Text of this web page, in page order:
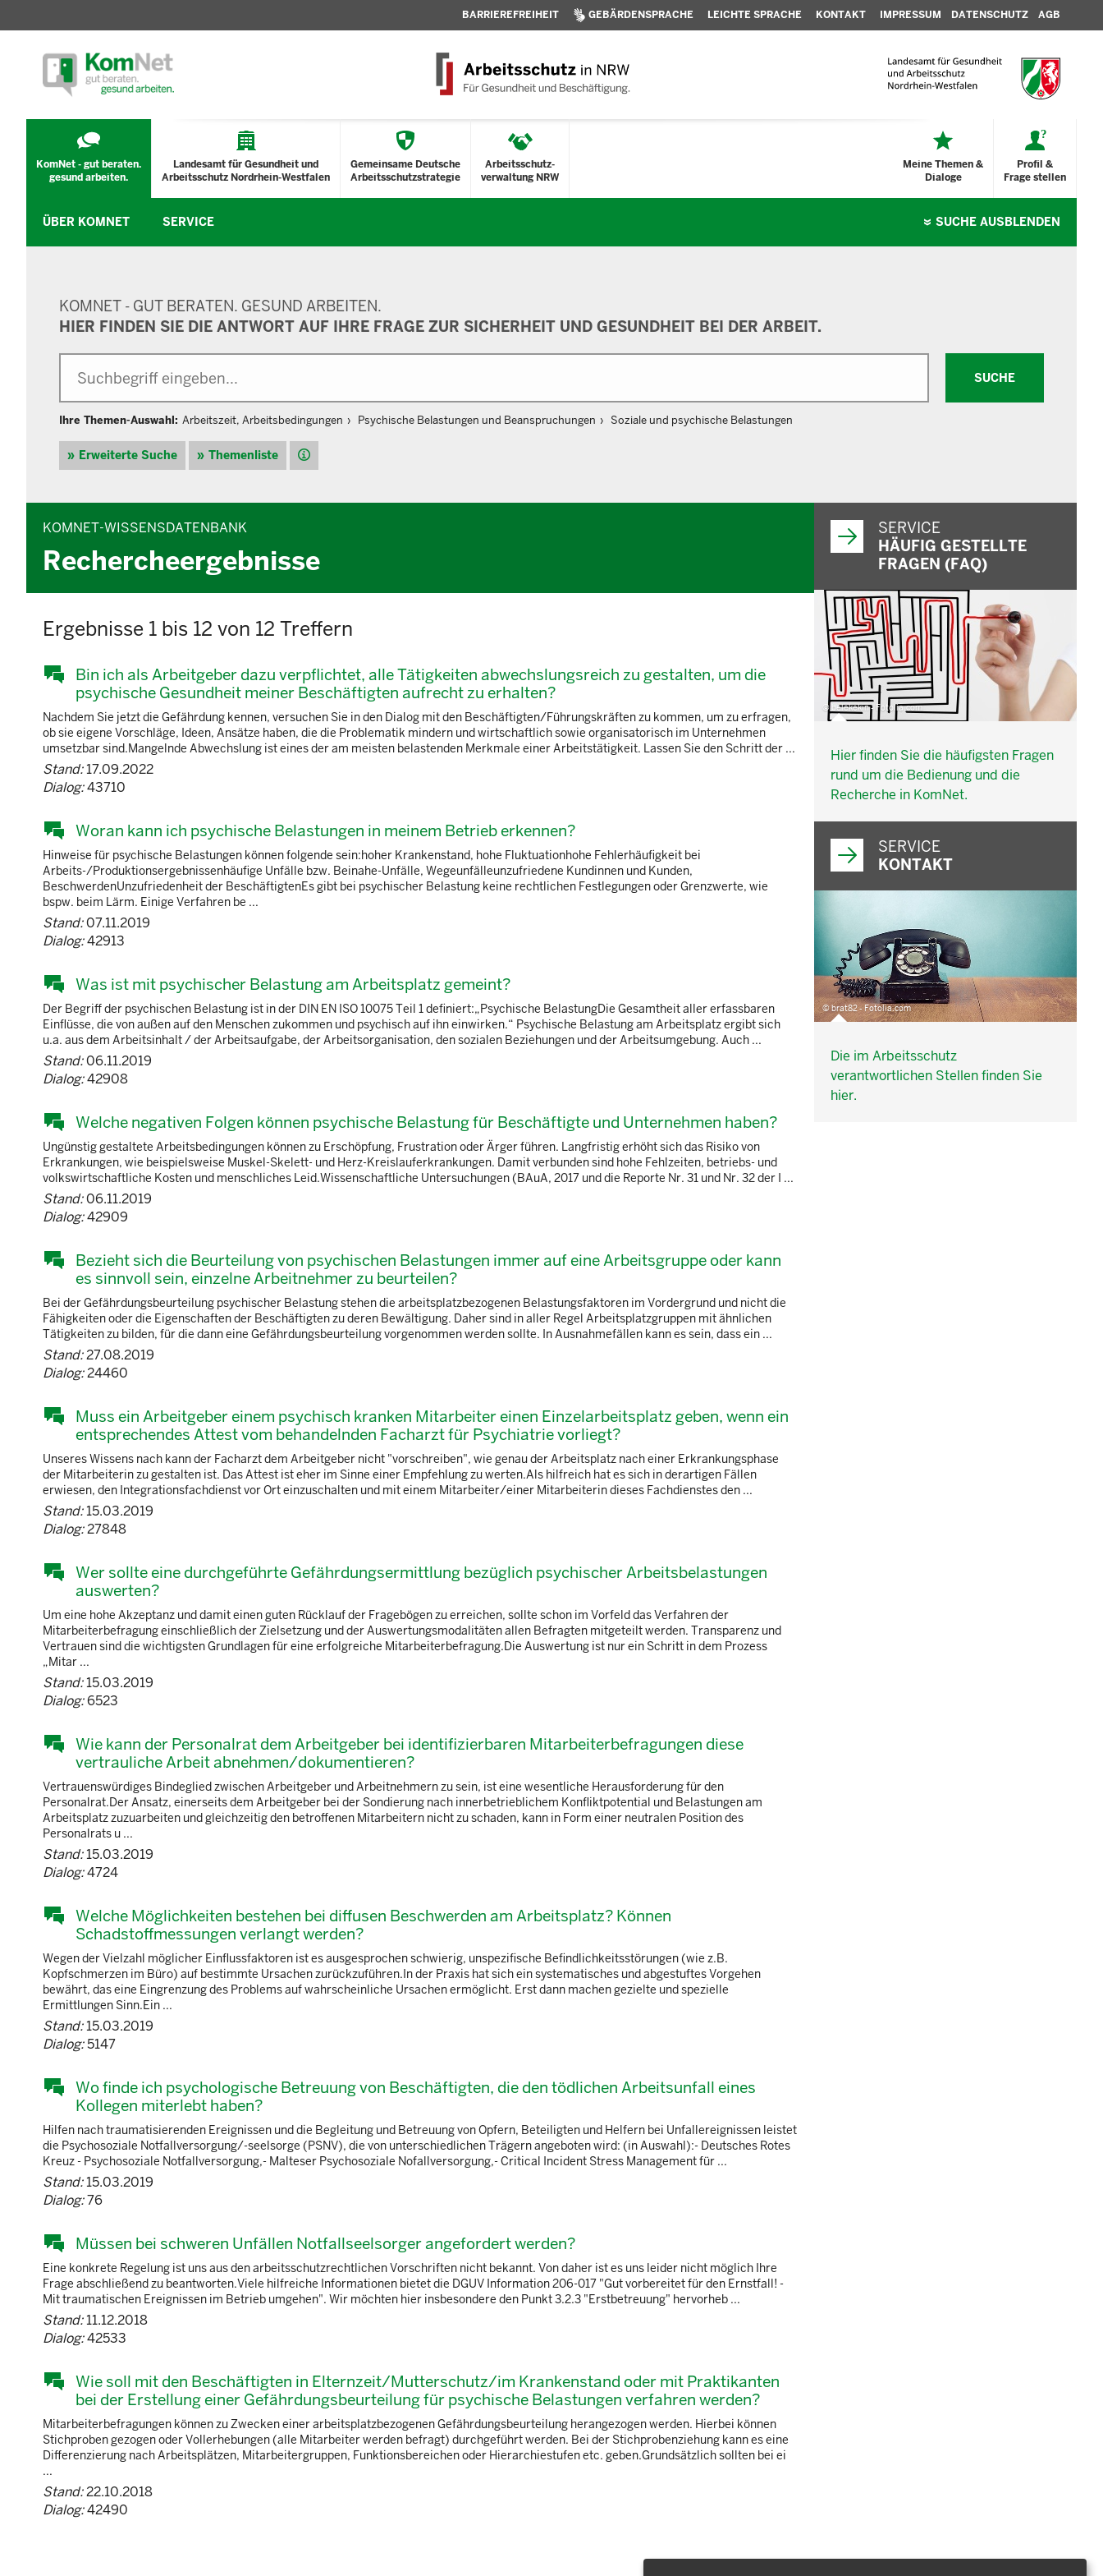
BARRIEREFREIHEIT GEBÄRDENSPRACHE LEICHTE SPRACHE KONTAKT IMPRESSUM DATENSCHUTZ AGB
KomNet - gut beraten.
gesund arbeiten.
Landesamt für Gesundheit und
Arbeitsschutz Nordrhein-Westfalen
Gemeinsame Deutsche
Arbeitsschutzstrategie
Arbeitsschutz-
verwaltung NRW
Profil &
Frage stellen
Meine Themen &
Dialoge
ÜBER KOMNET SERVICE SUCHE AUSBLENDEN
KOMNET - GUT BERATEN. GESUND ARBEITEN.
HIER FINDEN SIE DIE ANTWORT AUF IHRE FRAGE ZUR SICHERHEIT UND GESUNDHEIT BEI DER ARBEIT.
SUCHE
Ihre Themen-Auswahl: Arbeitszeit, Arbeitsbedingungen Psychische Belastungen und Beanspruchungen Soziale und psychische Belastungen
Erweiterte Suche Themenliste Hilfe
KOMNET-WISSENSDATENBANK
Rechercheergebnisse
Ergebnisse 1 bis 12 von 12 Treffern
Bin ich als Arbeitgeber dazu verpflichtet, alle Tätigkeiten abwechslungsreich zu gestalten, um die
psychische Gesundheit meiner Beschäftigten aufrecht zu erhalten?
Nachdem Sie jetzt die Gefährdung kennen, versuchen Sie in den Dialog mit den Beschäftigten/Führungskräften zu kommen, um zu erfragen,
ob sie eigene Vorschläge, Ideen, Ansätze haben, die die Problematik mindern und wirtschaftlich sowie organisatorisch im Unternehmen
umsetzbar sind.Mangelnde Abwechslung ist eines der am meisten belastenden Merkmale einer Arbeitstätigkeit. Lassen Sie den Schritt der ...
Stand:17.09.2022
Dialog:43710
Woran kann ich psychische Belastungen in meinem Betrieb erkennen?
Hinweise für psychische Belastungen können folgende sein:hoher Krankenstand, hohe Fluktuationhohe Fehlerhäufigkeit bei
Arbeits-/Produktionsergebnissenhäufige Unfälle bzw. Beinahe-Unfälle, Wegeunfälleunzufriedene Kundinnen und Kunden,
BeschwerdenUnzufriedenheit der BeschäftigtenEs gibt bei psychischer Belastung keine rechtlichen Festlegungen oder Grenzwerte, wie
bspw. beim Lärm. Einige Verfahren be ...
Stand:07.11.2019
Dialog:42913
Was ist mit psychischer Belastung am Arbeitsplatz gemeint?
Der Begriff der psychischen Belastung ist in der DIN EN ISO 10075 Teil 1 definiert:„Psychische BelastungDie Gesamtheit aller erfassbaren
Einflüsse, die von außen auf den Menschen zukommen und psychisch auf ihn einwirken.“ Psychische Belastung am Arbeitsplatz ergibt sich
u.a. aus dem Arbeitsinhalt / der Arbeitsaufgabe, der Arbeitsorganisation, den sozialen Beziehungen und der Arbeitsumgebung. Auch ...
Stand:06.11.2019
Dialog:42908
Welche negativen Folgen können psychische Belastung für Beschäftigte und Unternehmen haben?
Ungünstig gestaltete Arbeitsbedingungen können zu Erschöpfung, Frustration oder Ärger führen. Langfristig erhöht sich das Risiko von
Erkrankungen, wie beispielsweise Muskel-Skelett- und Herz-Kreislauferkrankungen. Damit verbunden sind hohe Fehlzeiten, betriebs- und
volkswirtschaftliche Kosten und menschliches Leid.Wissenschaftliche Untersuchungen (BAuA, 2017 und die Reporte Nr. 31 und Nr. 32 der I ...
Stand:06.11.2019
Dialog:42909
Bezieht sich die Beurteilung von psychischen Belastungen immer auf eine Arbeitsgruppe oder kann
es sinnvoll sein, einzelne Arbeitnehmer zu beurteilen?
Bei der Gefährdungsbeurteilung psychischer Belastung stehen die arbeitsplatzbezogenen Belastungsfaktoren im Vordergrund und nicht die
Fähigkeiten oder die Eigenschaften der Beschäftigten zu deren Bewältigung. Daher sind in aller Regel Arbeitsplatzgruppen mit ähnlichen
Tätigkeiten zu bilden, für die dann eine Gefährdungsbeurteilung vorgenommen werden sollte. In Ausnahmefällen kann es sein, dass ein ...
Stand:27.08.2019
Dialog:24460
Muss ein Arbeitgeber einem psychisch kranken Mitarbeiter einen Einzelarbeitsplatz geben, wenn ein
entsprechendes Attest vom behandelnden Facharzt für Psychiatrie vorliegt?
Unseres Wissens nach kann der Facharzt dem Arbeitgeber nicht "vorschreiben", wie genau der Arbeitsplatz nach einer Erkrankungsphase
der Mitarbeiterin zu gestalten ist. Das Attest ist eher im Sinne einer Empfehlung zu werten.Als hilfreich hat es sich in derartigen Fällen
erwiesen, den Integrationsfachdienst vor Ort einzuschalten und mit einem Mitarbeiter/einer Mitarbeiterin dieses Fachdienstes den ...
Stand:15.03.2019
Dialog:27848
Wer sollte eine durchgeführte Gefährdungsermittlung bezüglich psychischer Arbeitsbelastungen
auswerten?
Um eine hohe Akzeptanz und damit einen guten Rücklauf der Fragebögen zu erreichen, sollte schon im Vorfeld das Verfahren der
Mitarbeiterbefragung einschließlich der Zielsetzung und der Auswertungsmodalitäten allen Befragten mitgeteilt werden. Transparenz und
Vertrauen sind die wichtigsten Grundlagen für eine erfolgreiche Mitarbeiterbefragung.Die Auswertung ist nur ein Schritt in dem Prozess
„Mitar ...
Stand:15.03.2019
Dialog:6523
Wie kann der Personalrat dem Arbeitgeber bei identifizierbaren Mitarbeiterbefragungen diese
vertrauliche Arbeit abnehmen/dokumentieren?
Vertrauenswürdiges Bindeglied zwischen Arbeitgeber und Arbeitnehmern zu sein, ist eine wesentliche Herausforderung für den
Personalrat.Der Ansatz, einerseits dem Arbeitgeber bei der Sondierung nach innerbetrieblichem Konfliktpotential und Belastungen am
Arbeitsplatz zuzuarbeiten und gleichzeitig den betroffenen Mitarbeitern nicht zu schaden, kann in Form einer neutralen Position des
Personalrats u ...
Stand:15.03.2019
Dialog:4724
Welche Möglichkeiten bestehen bei diffusen Beschwerden am Arbeitsplatz? Können
Schadstoffmessungen verlangt werden?
Wegen der Vielzahl möglicher Einflussfaktoren ist es ausgesprochen schwierig, unspezifische Befindlichkeitsstörungen (wie z.B.
Kopfschmerzen im Büro) auf bestimmte Ursachen zurückzuführen.In der Praxis hat sich ein systematisches und abgestuftes Vorgehen
bewährt, das eine Eingrenzung des Problems auf wahrscheinliche Ursachen ermöglicht. Erst dann machen gezielte und spezielle
Ermittlungen Sinn.Ein ...
Stand:15.03.2019
Dialog:5147
Wo finde ich psychologische Betreuung von Beschäftigten, die den tödlichen Arbeitsunfall eines
Kollegen miterlebt haben?
Hilfen nach traumatisierenden Ereignissen und die Begleitung und Betreuung von Opfern, Beteiligten und Helfern bei Unfallereignissen leistet
die Psychosoziale Notfallversorgung/-seelsorge (PSNV), die von unterschiedlichen Trägern angeboten wird: (in Auswahl):- Deutsches Rotes
Kreuz - Psychosoziale Notfallversorgung,- Malteser Psychosoziale Nofallversorgung,- Critical Incident Stress Management für ...
Stand:15.03.2019
Dialog:76
Müssen bei schweren Unfällen Notfallseelsorger angefordert werden?
Eine konkrete Regelung ist uns aus den arbeitsschutzrechtlichen Vorschriften nicht bekannt. Von daher ist es uns leider nicht möglich Ihre
Frage abschließend zu beantworten.Viele hilfreiche Informationen bietet die DGUV Information 206-017 "Gut vorbereitet für den Ernstfall! -
Mit traumatischen Ereignissen im Betrieb umgehen". Wir möchten hier insbesondere den Punkt 3.2.3 "Erstbetreuung" hervorheb ...
Stand:11.12.2018
Dialog:42533
Wie soll mit den Beschäftigten in Elternzeit/Mutterschutz/im Krankenstand oder mit Praktikanten
bei der Erstellung einer Gefährdungsbeurteilung für psychische Belastungen verfahren werden?
Mitarbeiterbefragungen können zu Zwecken einer arbeitsplatzbezogenen Gefährdungsbeurteilung herangezogen werden. Hierbei können
Stichproben gezogen oder Vollerhebungen (alle Mitarbeiter werden befragt) durchgeführt werden. Bei der Stichprobenziehung kann es eine
Differenzierung nach Arbeitsplätzen, Mitarbeitergruppen, Funktionsbereichen oder Hierarchiestufen etc. geben.Grundsätzlich sollten bei ei
...
Stand:22.10.2018
Dialog:42490
SERVICE
HÄUFIG GESTELLTE
FRAGEN (FAQ)
© belekekin - Fotolia.com
Hier finden Sie die häufigsten Fragen
rund um die Bedienung und die
Recherche in KomNet.
SERVICE
KONTAKT
© brat82 - Fotolia.com
Die im Arbeitsschutz
verantwortlichen Stellen finden Sie
hier.